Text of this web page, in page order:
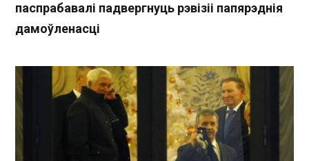
паспрабавалі падвергнуць рэвізіі папярэднія
дамоўленасці